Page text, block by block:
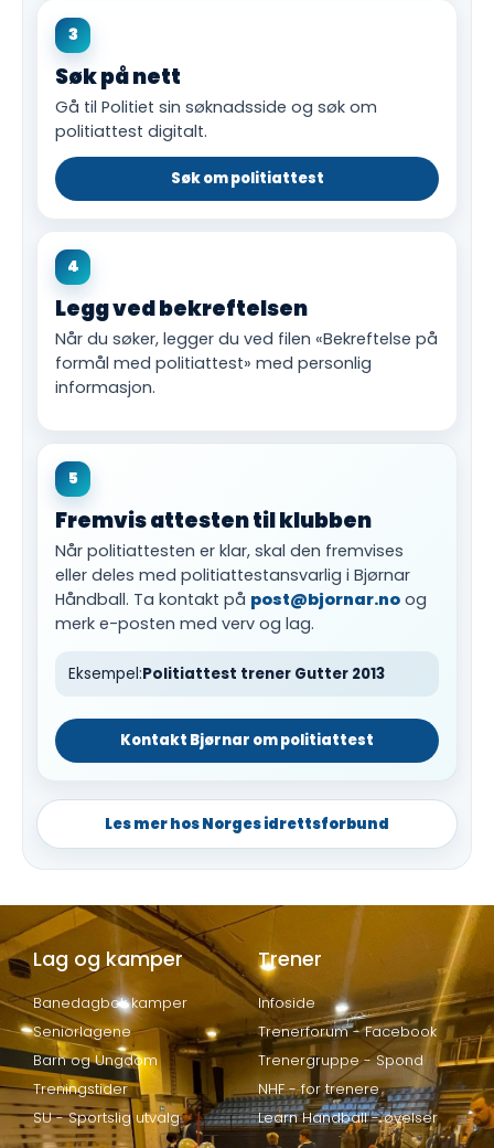
3
Søk på nett
Gå til Politiet sin søknadsside og søk om
politiattest digitalt.
Søk om politiattest
4
Legg ved bekreftelsen
Når du søker, legger du ved filen «Bekreftelse på
formål med politiattest» med personlig
informasjon.
5
Fremvis attesten til klubben
Når politiattesten er klar, skal den fremvises
eller deles med politiattestansvarlig i Bjørnar
Håndball. Ta kontakt på post@bjornar.no og
merk e-posten med verv og lag.
Eksempel:Politiattest trener Gutter 2013
Kontakt Bjørnar om politiattest
Les mer hos Norges idrettsforbund
Lag og kamper
Banedagbok kamper
Seniorlagene
Barn og Ungdom
Treningstider
SU - Sportslig utvalg
Trener
Infoside
Trenerforum - Facebook
Trenergruppe - Spond
NHF - for trenere
Learn Handball - øvelser